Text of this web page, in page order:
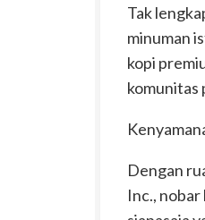
Tak
minuman
kopi
komunitas
Dengan
Inc., nobar